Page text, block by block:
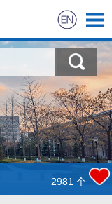
2981 个